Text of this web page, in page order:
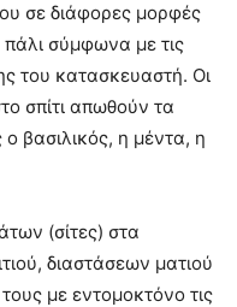
σε διάφορες μορφές
πάλι σύμφωνα με τις
του κατασκευαστή. Οι
σπίτι απωθούν τα
βασιλικός, η μέντα, η
(σίτες) στα
διαστάσεων ματιού
με εντομοκτόνο τις